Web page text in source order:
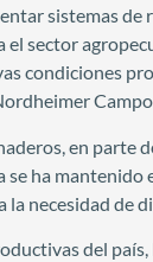
sistemas de
sector
condiciones
en parte
ha mantenido
necesidad de
del